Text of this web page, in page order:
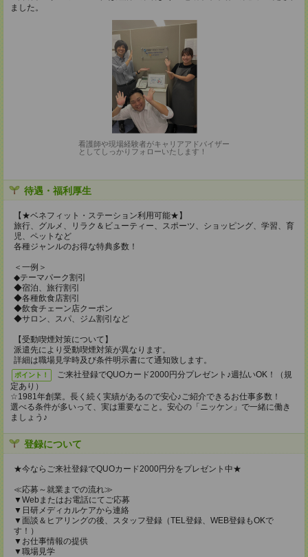
ました。
看護師や現場経験者がキャリアアドバイザー
としてしっかりフォローいたします！
待遇・福利厚生
【★ベネフィット・ステーション利用可能★】
旅行、グルメ、リラク＆ビューティー、スポーツ、ショッピング、学習、育
児、ペットなど
各種ジャンルのお得な特典多数！
＜一例＞
◆テーマパーク割引
◆宿泊、旅行割引
◆各種飲食店割引
◆飲食チェーン店クーポン
◆サロン、スパ、ジム割引など
【受動喫煙対策について】
派遣先により受動喫煙対策が異なります。
詳細は職場見学時及び条件明示書にて通知致します。
ポイント！
ご来社登録でQUOカード2000円分プレゼント♪週払いOK！（規
定あり）
☆1981年創業。長く続く実績があるので安心♪ご紹介できるお仕事多数！
選べる条件が多いって、実は重要なこと。安心の「ニッケン」で一緒に働き
ましょう♪
登録について
★今ならご来社登録でQUOカード2000円分をプレゼント中★
≪応募～就業までの流れ≫
▼Webまたはお電話にてご応募
▼日研メディカルケアから連絡
▼面談＆ヒアリングの後、スタッフ登録（TEL登録、WEB登録もOKで
す！）
▼お仕事情報の提供
▼職場見学